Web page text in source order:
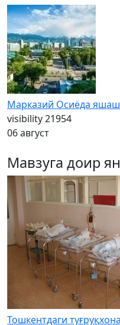
Марказий Осиёда яшаш
visibility21954
06 август
Мавзуга доир
Тошкентдаги